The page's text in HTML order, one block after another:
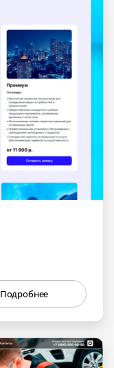
Подробнее